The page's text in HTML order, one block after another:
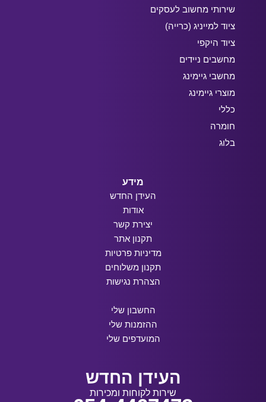
שירותי מחשוב לעסקים
ציוד למייניג (כרייה)
ציוד היקפי
מחשבים ניידים
מחשבי גיימינג
מוצרי גיימינג
כללי
חומרה
בלוג
מידע
העידן החדש
אודות
יצירת קשר
תקנון אתר
מדיניות פרטיות
תקנון משלוחים
הצהרת נגישות
החשבון שלי
ההזמנות שלי
המועדפים שלי
העידן החדש
שירות לקוחות ומכירות